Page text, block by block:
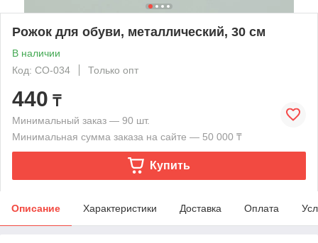
Рожок для обуви, металлический, 30 см
В наличии
Код: СО-034
Только опт
440 ₸
Минимальный заказ — 90 шт.
Минимальная сумма заказа на сайте — 50 000 ₸
Купить
Описание Характеристики Доставка Оплата